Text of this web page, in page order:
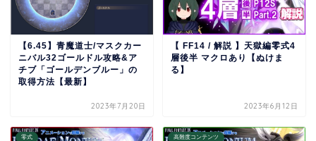
【6.45】青魔道士/マスクカー
ニバル32ゴールドル攻略&ア
チブ「ゴールデンブルー」の
取得方法【最新】
2023年7月20日
【 FF14 / 解説 】天獄編零式4
層後半 マクロあり【ぬけま
る】
2023年6月12日
零式 高難度コンテンツ